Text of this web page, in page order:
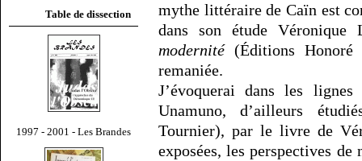
Table de dissection
1997 - 2001 - Les Brandes
mythe littéraire de Caïn est
dans son étude Véronique
modernité(Éditions Honoré
remaniée.
J’évoquerai dans les
Unamuno, d’ailleurs
Tournier), par le livre de
exposées, les perspectives